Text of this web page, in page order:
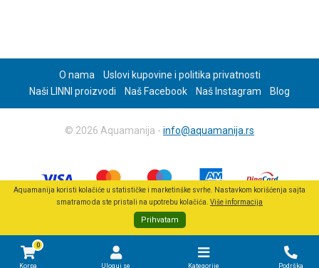
0
Korpa Uloguj se Kategorije Podrška
O nama
Uslovi kupovine i politika privatnosti
Naši LINNI proizvodi
Naš Facebook Naš Instagram Blog
© 2026 Aquamanija - info@aquamanija.rs
Aquamanija koristi kolačiće u statističke i marketinške svrhe. Nastavkom korišćenja sajta
smatramo da ste pristali na upotrebu kolačića. Više informacija
Prihvatam